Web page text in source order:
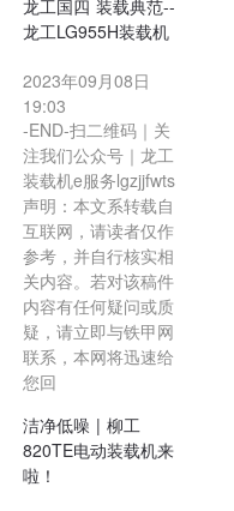
龙工国四 装载典范--
龙工LG955H装载机
2023年09月08日
19:03
-END-扫二维码｜关
注我们公众号｜龙工
装载机e服务lgzjjfwts
声明：本文系转载自
互联网，请读者仅作
参考，并自行核实相
关内容。若对该稿件
内容有任何疑问或质
疑，请立即与铁甲网
联系，本网将迅速给
您回
洁净低噪 | 柳工
820TE电动装载机来
啦！